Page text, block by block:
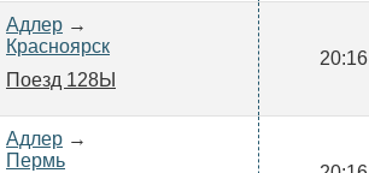
Адлер →
Красноярск
Поезд 128Ы
20:16
Адлер →
Пермь